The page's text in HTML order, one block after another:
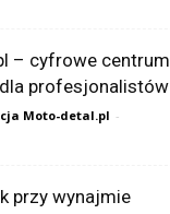
– cyfrowe centrum
profesjonalistów
Moto-detal.pl -
przy wynajmie